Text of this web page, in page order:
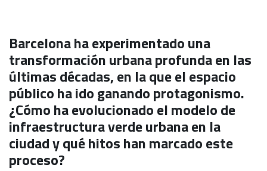
Barcelona ha experimentado una
transformación urbana profunda en las
últimas décadas, en la que el espacio
público ha ido ganando protagonismo.
¿Cómo ha evolucionado el modelo de
infraestructura verde urbana en la
ciudad y qué hitos han marcado este
proceso?